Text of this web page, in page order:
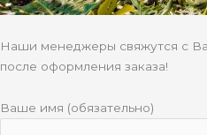
Наши менеджеры свяжутся с
после оформления заказа!
Ваше имя (обязательно)